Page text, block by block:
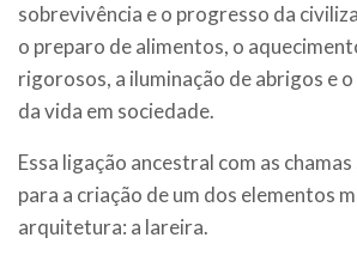
sobrevivência e o progresso da
o preparo de alimentos, o
rigorosos, a iluminação de abrigos e
da vida em sociedade.
Essa ligação ancestral com as
para a criação de um dos elementos
arquitetura: a lareira.